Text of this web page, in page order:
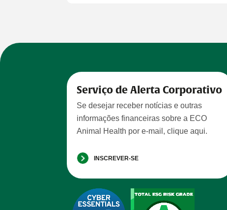
Serviço de Alerta Corporativo
Se desejar receber notícias e outras
informações financeiras sobre a ECO
Animal Health por e-mail, clique aqui.
INSCREVER-SE